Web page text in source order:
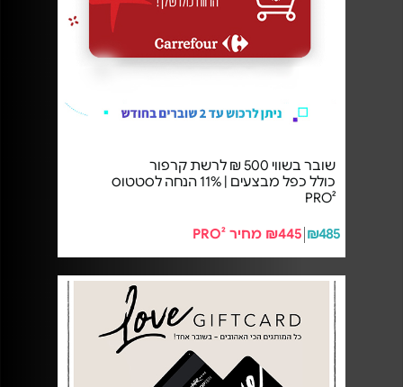
שובר בשווי 500 ₪ לרשת קרפור
כולל כפל מבצעים | 11% הנחה לסטטוס
PRO²
₪485 ₪445 מחיר PRO²